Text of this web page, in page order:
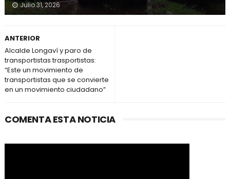
Julio 31, 2026
ANTERIOR
Alcalde Longaví y paro de
transportistas trasportistas:
“Este un movimiento de
transportistas que se convierte
en un movimiento ciudadano”
COMENTA ESTA NOTICIA